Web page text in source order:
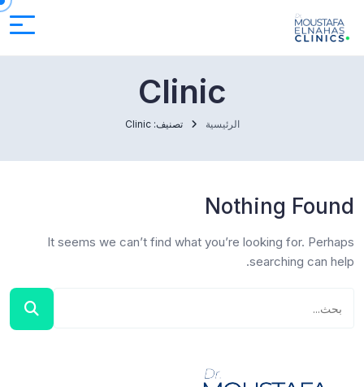
Clinic
الرئيسية تصنيف: Clinic
Nothing Found
It seems we can’t find what you’re looking for. Perhaps
searching can help.